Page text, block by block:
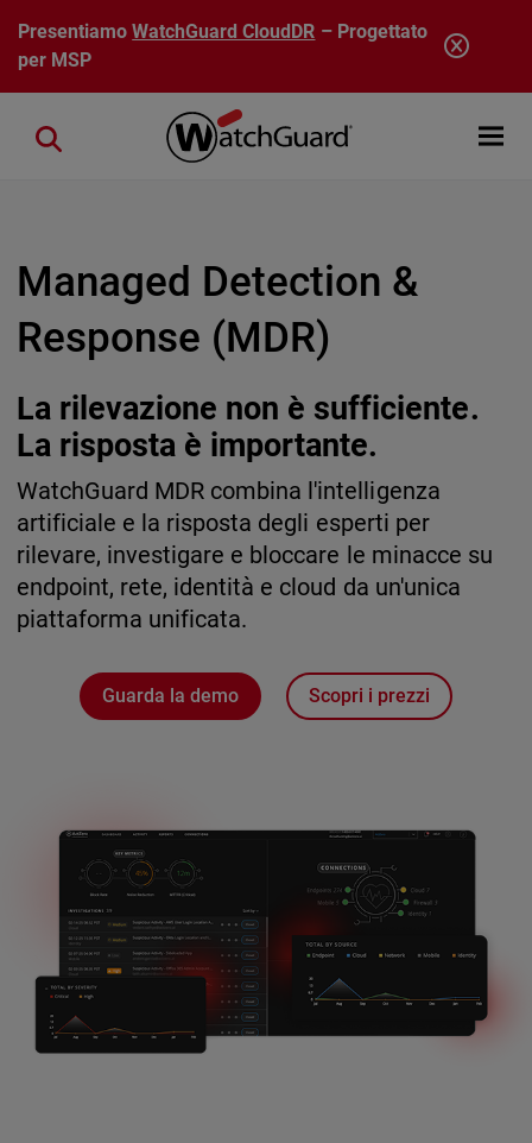
Salta al contenuto principale
PresentiamoWatchGuard CloudDR – Progettato
per MSP
Open
Close search
Managed Detection &
Response (MDR)
La rilevazione non è sufficiente.
La risposta è importante.
WatchGuard MDR combina l'intelligenza
artificiale e la risposta degli esperti per
rilevare, investigare e bloccare le minacce su
endpoint, rete, identità e cloud da un'unica
piattaforma unificata.
Guarda la demo Scopri i prezzi